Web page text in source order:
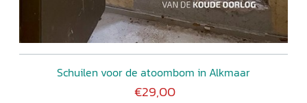
Schuilen voor de atoombom in Alkmaar
€29,00